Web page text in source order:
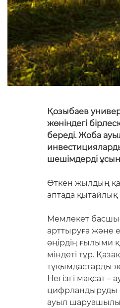
Қозыбаев
жөніндегі
береді. Жоба
шешімдерді
Өткен жылдың
аптада қытайлық
Мемлекет
арттыруға және
өңірдің ғылыми
міндеті тұр.
тұқымдастарды
Негізгі мақсат
цифрландыруды
ауыл